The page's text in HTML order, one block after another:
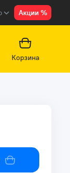
Акции %
Корзина